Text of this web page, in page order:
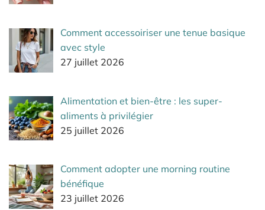
Comment accessoiriser une tenue basique
avec style
27 juillet 2026
Alimentation et bien-être : les super-
aliments à privilégier
25 juillet 2026
Comment adopter une morning routine
bénéfique
23 juillet 2026